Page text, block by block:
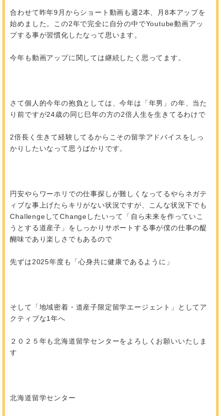
合わせて昨年9月からショート動画も週2本、月8本アップを
始めました。この2年で完全に自分の中でYoutube動画アッ
プする事が習慣化したなって思います。
今年も動画アップに関しては継続したく思ってます。
さて個人的今年の抱負としては、今年は「年男」の年、当た
り前ですが24歳の同じ巳年の方の2倍人生を生きてるわけで
2倍長く生きて経験してるからこその留学アドバイスをしっ
かりしたいなって思うばかりです。
円安やらワーホリでの仕事探しが難しくなってるやらネガテ
ィブな事上げたらキリがない状況ですが、こんな状況下でも
ChallengeしてChangeしたいって「自ら未来を作っていこ
うとする道産子」をしっかりサポートする事が僕の仕事の醍
醐味であり楽しさでもあるので
先ずは2025年度も「心身共に健康であるように」
そして「地域密着・道産子限定留学エージェント」としてア
クティブな1年へ
２０２５年も北海道留学センターをよろしくお願いいたしま
す
北海道留学センター